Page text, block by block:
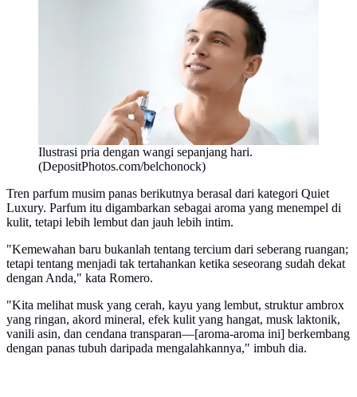
Ilustrasi pria dengan wangi sepanjang hari.
(DepositPhotos.com/belchonock)
Tren parfum musim panas berikutnya berasal dari kategori Quiet
Luxury. Parfum itu digambarkan sebagai aroma yang menempel di
kulit, tetapi lebih lembut dan jauh lebih intim.
"Kemewahan baru bukanlah tentang tercium dari seberang ruangan;
tetapi tentang menjadi tak tertahankan ketika seseorang sudah dekat
dengan Anda," kata Romero.
"Kita melihat musk yang cerah, kayu yang lembut, struktur ambrox
yang ringan, akord mineral, efek kulit yang hangat, musk laktonik,
vanili asin, dan cendana transparan—[aroma-aroma ini] berkembang
dengan panas tubuh daripada mengalahkannya," imbuh dia.